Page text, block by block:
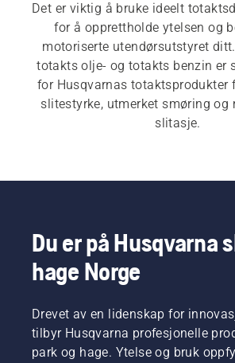
Det er viktig å bruke ideelt
for å opprettholde ytelsen og
motoriserte utendørsutstyret
totakts olje- og totakts benzin er
for Husqvarnas totaktsprodukter
slitestyrke, utmerket smøring og
slitasje.
Du er på Husqvarna
hage Norge
Drevet av en lidenskap for
tilbyr Husqvarna profesjonelle
park og hage. Ytelse og bruk